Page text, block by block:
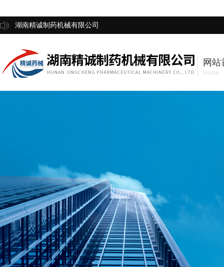
湖南精诚制药机械有限公司
网站
Home